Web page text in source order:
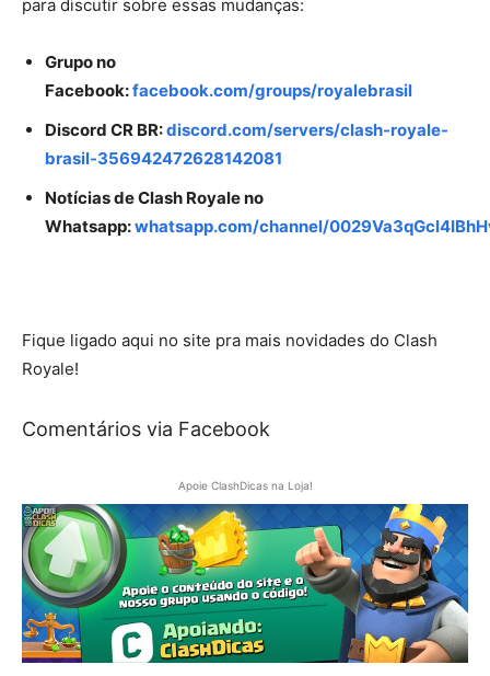
para discutir sobre essas mudanças:
Grupo no
Facebook:facebook.com/groups/royalebrasil
Discord CR BR:discord.com/servers/clash-royale-
brasil-356942472628142081
Notícias de Clash Royale no
Whatsapp:whatsapp.com/channel/
Fique ligado aqui no site pra mais novidades do Clash
Royale!
Comentários via Facebook
Apoie ClashDicas na Loja!